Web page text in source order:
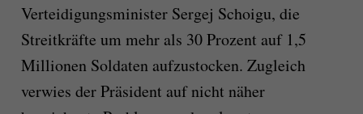
Verteidigungsminister Sergej Schoigu, die
Streitkräfte um mehr als 30 Prozent auf 1,5
Millionen Soldaten aufzustocken. Zugleich
verwies der Präsident auf nicht näher